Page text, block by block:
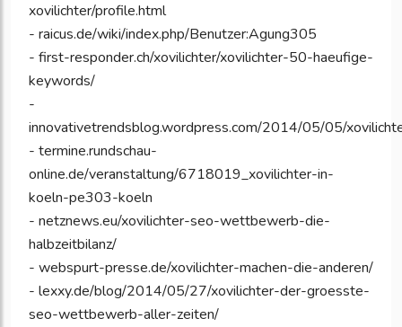
xovilichter/profile.html
- raicus.de/wiki/index.php/Benutzer:Agung305
- first-responder.ch/xovilichter/xovilichter-50-haeufige-
keywords/
-
innovativetrendsblog.wordpress.com/2014/05/05/
- termine.rundschau-
online.de/veranstaltung/6718019_xovilichter-in-
koeln-pe303-koeln
- netznews.eu/xovilichter-seo-wettbewerb-die-
halbzeitbilanz/
- webspurt-presse.de/xovilichter-machen-die-anderen/
- lexxy.de/blog/2014/05/27/xovilichter-der-groesste-
seo-wettbewerb-aller-zeiten/